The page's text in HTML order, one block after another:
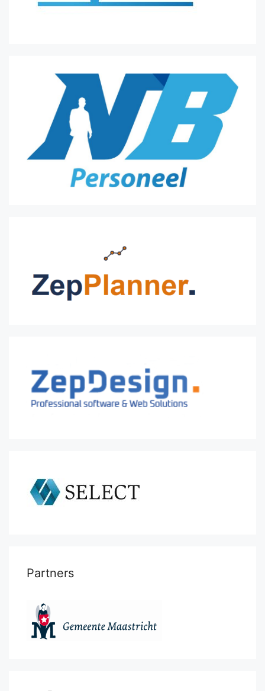
Partners